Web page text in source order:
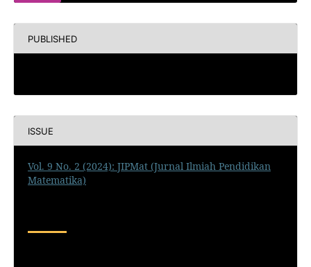
PUBLISHED
ISSUE
Vol. 9 No. 2 (2024): JIPMat (Jurnal Ilmiah Pendidikan
Matematika)